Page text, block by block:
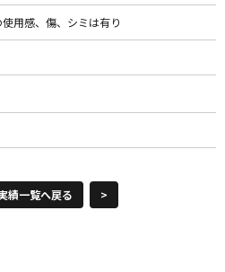
用感、傷、シミは有り
績一覧へ戻る >